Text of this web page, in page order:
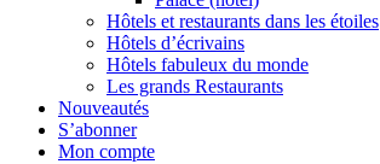
Hôtels et restaurants dans les étoiles
Hôtels d’écrivains
Hôtels fabuleux du monde
Les grands Restaurants
Nouveautés
S’abonner
Mon compte